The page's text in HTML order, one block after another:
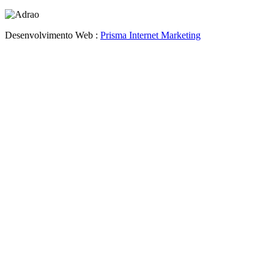
Desenvolvimento Web : Prisma Internet Marketing